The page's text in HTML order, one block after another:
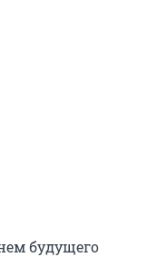
будущего